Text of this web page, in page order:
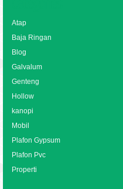
Atap
Baja Ringan
Blog
Galvalum
Genteng
Hollow
kanopi
Mobil
Plafon Gypsum
Plafon Pvc
Properti